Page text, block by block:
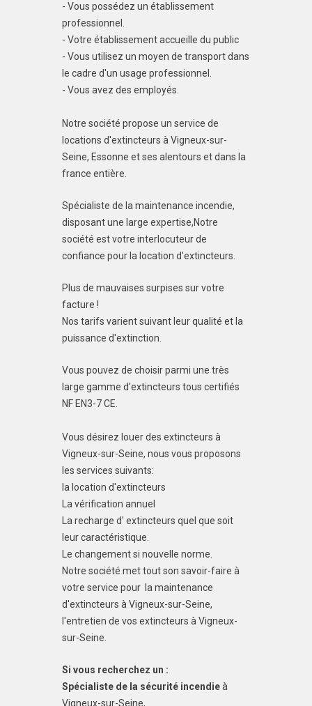
- Vous possédez un établissement
professionnel.
- Votre établissement accueille du public
- Vous utilisez un moyen de transport dans
le cadre d'un usage professionnel.
- Vous avez des employés.
Notre société propose un service de
locations d'extincteurs à Vigneux-sur-
Seine, Essonne et ses alentours et dans la
france entière.
Spécialiste de la maintenance incendie,
disposant une large expertise,Notre
société est votre interlocuteur de
confiance pour la location d'extincteurs.
Plus de mauvaises surpises sur votre
facture !
Nos tarifs varient suivant leur qualité et la
puissance d'extinction.
Vous pouvez de choisir parmi une très
large gamme d'extincteurs tous certifiés
NF EN3-7 CE.
Vous désirez louer des extincteurs à
Vigneux-sur-Seine, nous vous proposons
les services suivants:
la location d'extincteurs
La vérification annuel
La recharge d' extincteurs quel que soit
leur caractéristique.
Le changement si nouvelle norme.
Notre société met tout son savoir-faire à
votre service pour la maintenance
d'extincteurs à Vigneux-sur-Seine,
l'entretien de vos extincteurs à Vigneux-
sur-Seine.
Si vous recherchez un :
Spécialiste de la sécurité incendieà
Vigneux-sur-Seine,